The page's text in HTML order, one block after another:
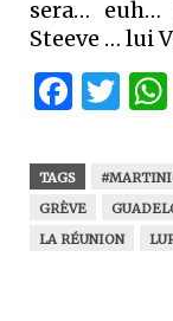
sera… euh…
Steeve … lui
TAGS
GRÈVE
LA RÉUNION